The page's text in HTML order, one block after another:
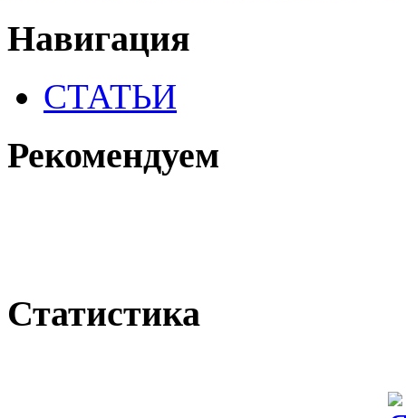
Навигация
СТАТЬИ
Рекомендуем
Статистика